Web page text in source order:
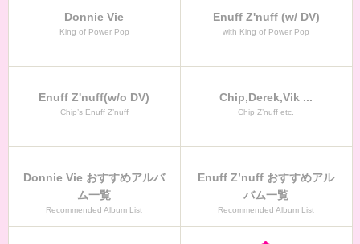
Donnie Vie
King of Power Pop
Enuff Z'nuff (w/ DV)
with King of Power Pop
Enuff Z'nuff(w/o DV)
Chip’s Enuff Z’nuff
Chip,Derek,Vik ...
Chip Z’nuff etc.
Donnie Vie おすすめアルバ
ム一覧
Recommended Album List
Enuff Z’nuff おすすめアル
バム一覧
Recommended Album List